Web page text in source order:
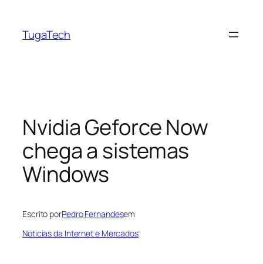
TugaTech
Nvidia Geforce Now
chega a sistemas
Windows
Escrito porPedro Fernandesem
Noticias da Internet e Mercados